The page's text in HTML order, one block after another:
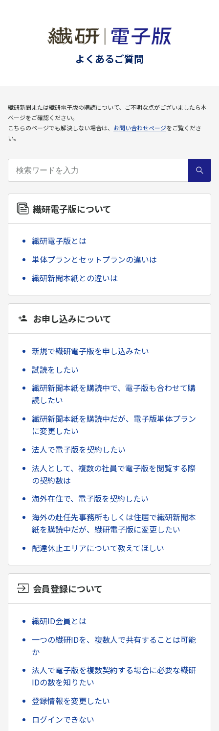
よくあるご質問
繊研新聞または繊研電子版の購読について、ご不明な点がございましたら本
ページをご確認ください。
こちらのページでも解決しない場合は、 お問い合わせぺージをご覧くださ
い。
繊研電子版について
繊研電子版とは
単体プランとセットプランの違いは
繊研新聞本紙との違いは
お申し込みについて
新規で繊研電子版を申し込みたい
試読をしたい
繊研新聞本紙を購読中で、電子版も合わせて購
読したい
繊研新聞本紙を購読中だが、電子版単体プラン
に変更したい
法人で電子版を契約したい
法人として、複数の社員で電子版を閲覧する際
の契約数は
海外在住で、電子版を契約したい
海外の赴任先事務所もしくは住居で繊研新聞本
紙を購読中だが、繊研電子版に変更したい
配達休止エリアについて教えてほしい
会員登録について
繊研ID会員とは
一つの繊研IDを、複数人で共有することは可能
か
法人で電子版を複数契約する場合に必要な繊研
IDの数を知りたい
登録情報を変更したい
ログインできない